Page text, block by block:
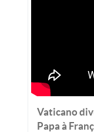
Vaticano
Papa à